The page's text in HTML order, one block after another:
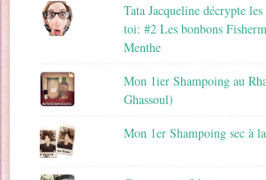
Tata Jacqueline décrypte
toi: #2 Les bonbons
Menthe
Mon 1ier Shampoing au
Ghassoul)
Mon 1er Shampoing sec à